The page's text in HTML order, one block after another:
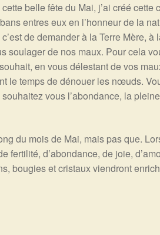
belle fête du Mai, j’ai créé cette
entres eux en l’honneur de la
de demander à la Terre Mère, à
soulager de nos maux. Pour cela
en vous délestant de vos
le temps de dénouer les nœuds.
vous l’abondance, la
du mois de Mai, mais pas que.
fertilité, d’abondance, de joie,
bougies et cristaux viendront